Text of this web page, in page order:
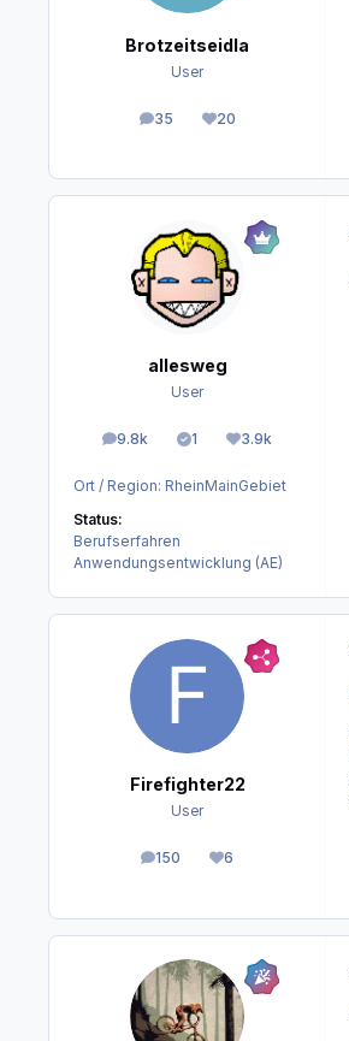
Brotzeitseidla
User
35
Beiträge20
Reputation
allesweg
User
9.8k
Beiträge 1
Lösungen3.9k
Reputation
Ort / Region: RheinMainGebiet
Status:
Berufserfahren
Anwendungsentwicklung (AE)
Firefighter22
User
150
Beiträge 6
Reputation